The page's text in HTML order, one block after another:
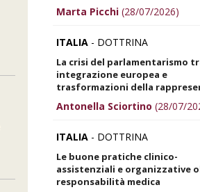
Marta Picchi (28/07/2026)
ITALIA - DOTTRINA
La crisi del parlamentarismo
integrazione europea e
trasformazioni della
Antonella Sciortino (28/07/
ITALIA - DOTTRINA
Le buone pratiche clinico-
assistenziali e organizzative
responsabilità medica